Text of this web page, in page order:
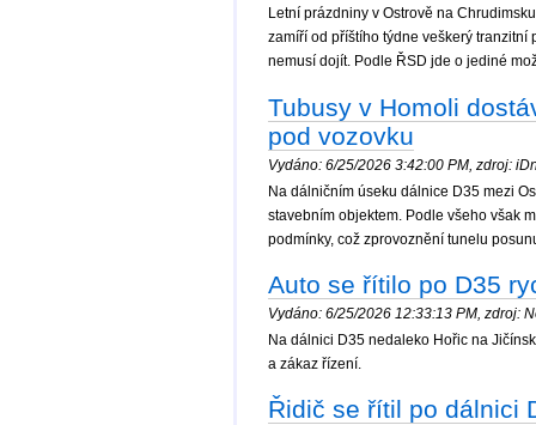
Letní prázdniny v Ostrově na
zamíří od příštího týdne veškerý
nemusí dojít. Podle ŘSD jde o jediné
Tubusy v Homoli
pod vozovku
Vydáno: 6/25/2026 3:42:00 PM, zdroj:
Na dálničním úseku dálnice D35 mezi
stavebním objektem. Podle všeho však
podmínky, což zprovoznění tunelu
Auto se řítilo po D35
Vydáno: 6/25/2026 12:33:13 PM, zdroj:
Na dálnici D35 nedaleko Hořic na
a zákaz řízení.
Řidič se řítil po dálnici